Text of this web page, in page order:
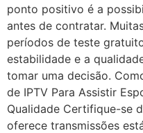
ponto positivo é a
antes de contratar.
períodos de teste
estabilidade e a
tomar uma decisão.
de IPTV Para Assistir
Qualidade Certifique-se
oferece transmissões